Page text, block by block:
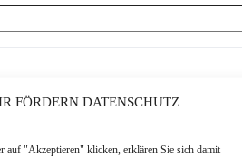
FÖRDERN DATENSCHUTZ
auf "Akzeptieren" klicken, erklären Sie sich damit